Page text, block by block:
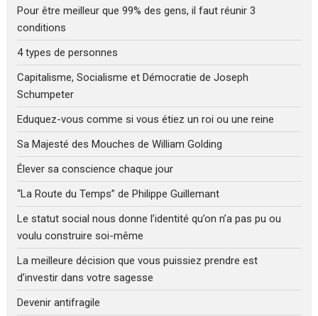
Pour être meilleur que 99% des gens, il faut réunir 3
conditions
4 types de personnes
Capitalisme, Socialisme et Démocratie de Joseph
Schumpeter
Eduquez-vous comme si vous étiez un roi ou une reine
Sa Majesté des Mouches de William Golding
Élever sa conscience chaque jour
“La Route du Temps” de Philippe Guillemant
Le statut social nous donne l’identité qu’on n’a pas pu ou
voulu construire soi-même
La meilleure décision que vous puissiez prendre est
d’investir dans votre sagesse
Devenir antifragile